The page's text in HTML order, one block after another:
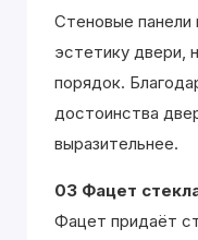
Стеновые панели
эстетику двери,
порядок.
достоинства
выразительнее.
03 Фацет
Фацет придаёт